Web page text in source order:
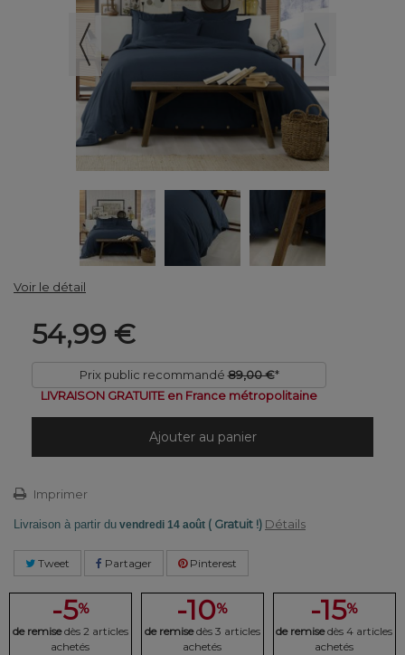
Voir le détail
54,99 €
Prix public recommandé 89,00 €*
LIVRAISON GRATUITE en France métropolitaine
Ajouter au panier
Imprimer
Livraison à partir du vendredi 14 août ( Gratuit !) Détails
Tweet Partager Pinterest
-5%
de remise dès 2 articles
achetés
-10%
de remise dès 3 articles
achetés
-15%
de remise dès 4 articles
achetés